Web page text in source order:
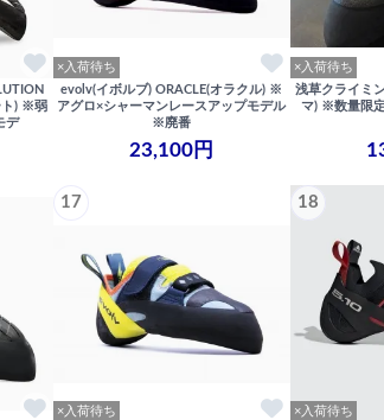
ト) ※弱
デ
×入荷待ち
evolv(イボルブ) ORACLE(オラクル) ※
アグロ×シャーマンレースアップモデル
※廃番
23,100円
×入荷待ち
浅草クライミ
マ) ※数量限
17
×入荷待ち
18
×入荷待ち